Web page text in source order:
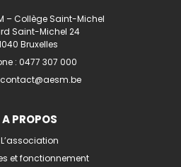
– Collège Saint-Michel
Saint-Michel 24
Bruxelles
: 0477 307 000
contact@aesm.be
A PROPOS
L’association
et fonctionnement